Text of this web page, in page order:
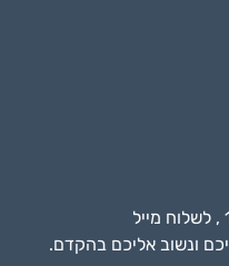
ונשוב אליכם בהקדם.